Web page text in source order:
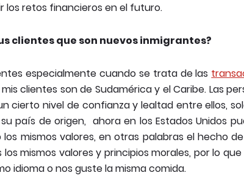
los retos financieros en el futuro.
clientes que son nuevos inmigrantes?
especialmente cuando se trata de las
clientes son de Sudamérica y el Caribe. Las
cierto nivel de confianza y lealtad entre ellos,
país de origen, ahora en los Estados Unidos
mismos valores, en otras palabras el hecho
mismos valores y principios morales, por lo
idioma o nos guste la misma comida.